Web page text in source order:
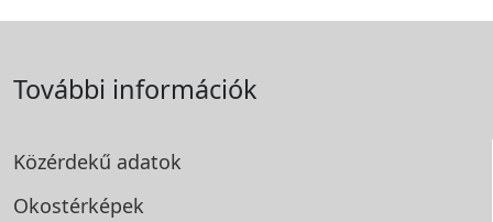
További információk
Közérdekű adatok
Okostérképek